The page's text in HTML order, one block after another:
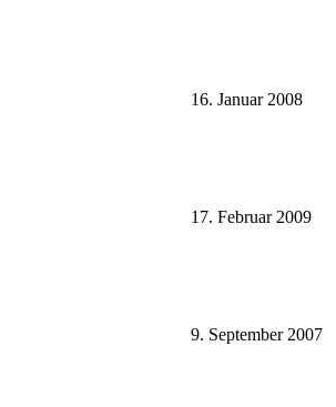
16. Januar 2008
17. Februar 2009
9. September 2007